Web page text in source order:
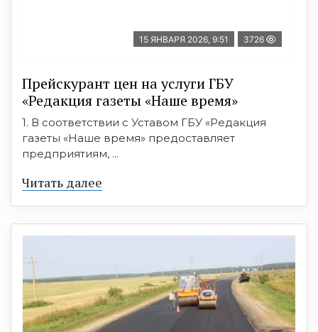
15 ЯНВАРЯ 2026, 9:51 3726
Прейскурант цен на услуги ГБУ
«Редакция газеты «Наше время»
1. В соответствии с Уставом ГБУ «Редакция
газеты «Наше время» предоставляет
предприятиям, ...
Читать далее